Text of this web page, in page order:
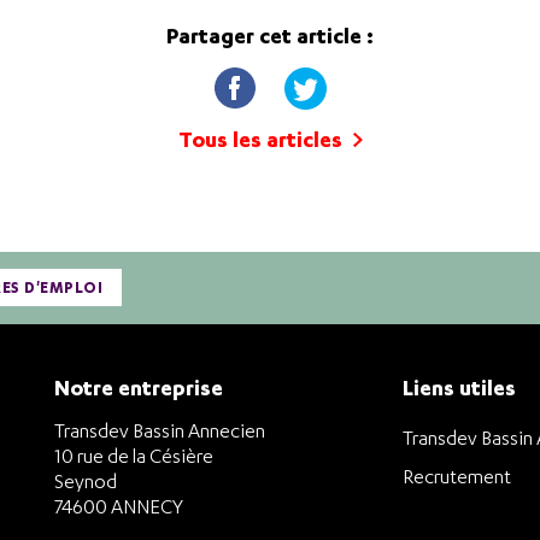
Partager cet article :
Tous les articles
D'EMPLOI
Notre entreprise
Transdev Bassin Annecien
10 rue de la Césière
Seynod
74600 ANNECY
Liens utiles
Transdev Bassin
Recrutement